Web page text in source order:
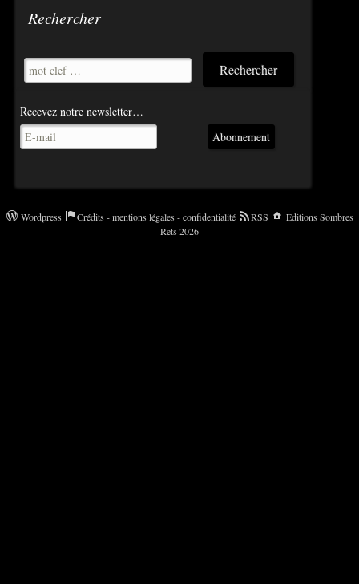
Rechercher
Recevez notre newsletter…
Abonnement
Wordpress Crédits - mentions légales - confidentialité RSS
Éditions Sombres
Rets 2026